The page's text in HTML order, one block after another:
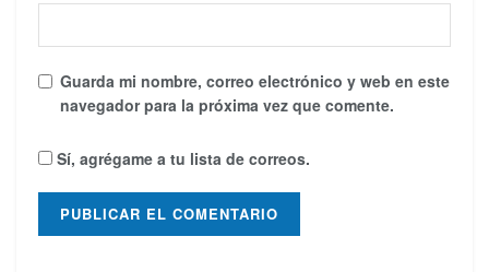
Guarda mi nombre, correo electrónico y web en este
navegador para la próxima vez que comente.
Sí, agrégame a tu lista de correos.